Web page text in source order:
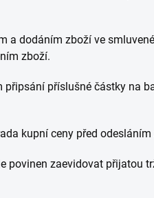
a dodáním zboží ve
zboží.
příslušné částky na
kupní ceny před
povinen zaevidovat přijatou